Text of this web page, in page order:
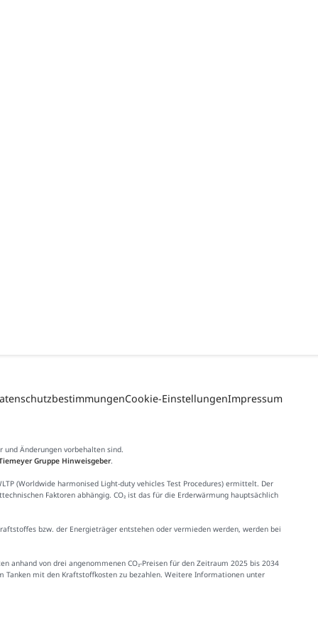
Cookie-EinstellungenImpressum
Änderungen vorbehalten sind.
Gruppe Hinweisgeber.
(Worldwide harmonised Light-duty vehicles Test Procedures) ermittelt. Der
Faktoren abhängig. CO₂ ist das für die Erderwärmung hauptsächlich
bzw. der Energieträger entstehen oder vermieden werden, werden bei
anhand von drei angenommenen CO₂-Preisen für den Zeitraum 2025 bis 2034
Tanken mit den Kraftstoffkosten zu bezahlen. Weitere Informationen unter